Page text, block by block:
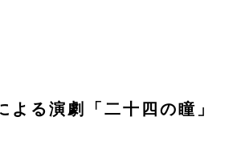
よる演劇「二十四の瞳」